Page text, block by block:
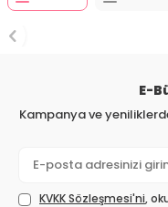
E-
Kampanya ve
KVKK Sözleşmesi'ni,